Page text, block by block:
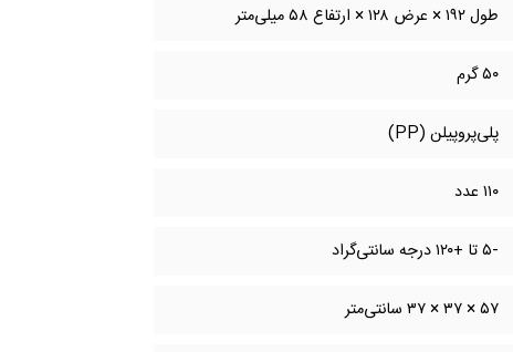
طول ۱۹۲ × عرض ۱۲۸ × ارتفاع ۵۸ میلی‌متر
۵۰ گرم
پلی‌پروپیلن (PP)
۱۱۰ عدد
-۵ تا +۱۲۰ درجه سانتی‌گراد
۵۷ × ۳۷ × ۳۷ سانتی‌متر